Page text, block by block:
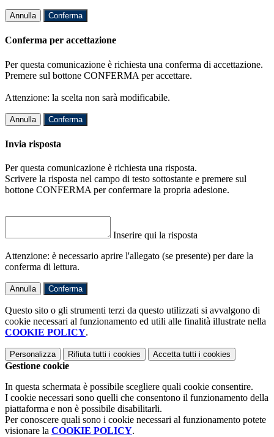
Annulla Conferma
Conferma per accettazione
Per questa comunicazione è richiesta una conferma di accettazione.
Premere sul bottone CONFERMA per accettare.
Attenzione: la scelta non sarà modificabile.
Annulla Conferma
Invia risposta
Per questa comunicazione è richiesta una risposta.
Scrivere la risposta nel campo di testo sottostante e premere sul
bottone CONFERMA per confermare la propria adesione.
Inserire qui la risposta
Attenzione: è necessario aprire l'allegato (se presente) per dare la
conferma di lettura.
Annulla Conferma
Questo sito o gli strumenti terzi da questo utilizzati si avvalgono di
cookie necessari al funzionamento ed utili alle finalità illustrate nella
COOKIE POLICY.
Personalizza Rifiuta tutti i cookies Accetta tutti i cookies
Gestione cookie
In questa schermata è possibile scegliere quali cookie consentire.
I cookie necessari sono quelli che consentono il funzionamento della
piattaforma e non è possibile disabilitarli.
Per conoscere quali sono i cookie necessari al funzionamento potete
visionare la COOKIE POLICY.